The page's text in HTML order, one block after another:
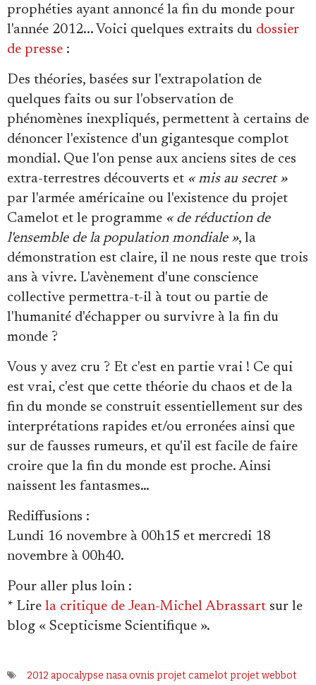
prophéties ayant annoncé la fin du monde pour
l'année 2012... Voici quelques extraits du dossier
de presse :
Des théories, basées sur l'extrapolation de
quelques faits ou sur l'observation de
phénomènes inexpliqués, permettent à certains de
dénoncer l'existence d'un gigantesque complot
mondial. Que l'on pense aux anciens sites de ces
extra-terrestres découverts et « mis au secret »
par l'armée américaine ou l'existence du projet
Camelot et le programme « de réduction de
l'ensemble de la population mondiale », la
démonstration est claire, il ne nous reste que trois
ans à vivre. L'avènement d'une conscience
collective permettra-t-il à tout ou partie de
l'humanité d'échapper ou survivre à la fin du
monde ?
Vous y avez cru ? Et c'est en partie vrai ! Ce qui
est vrai, c'est que cette théorie du chaos et de la
fin du monde se construit essentiellement sur des
interprétations rapides et/ou erronées ainsi que
sur de fausses rumeurs, et qu'il est facile de faire
croire que la fin du monde est proche. Ainsi
naissent les fantasmes…
Rediffusions :
Lundi 16 novembre à 00h15 et mercredi 18
novembre à 00h40.
Pour aller plus loin:
* Lire la critique de Jean-Michel Abrassart sur le
blog « Scepticisme Scientifique ».
2012 apocalypse nasaovnis projet camelotprojet webbot